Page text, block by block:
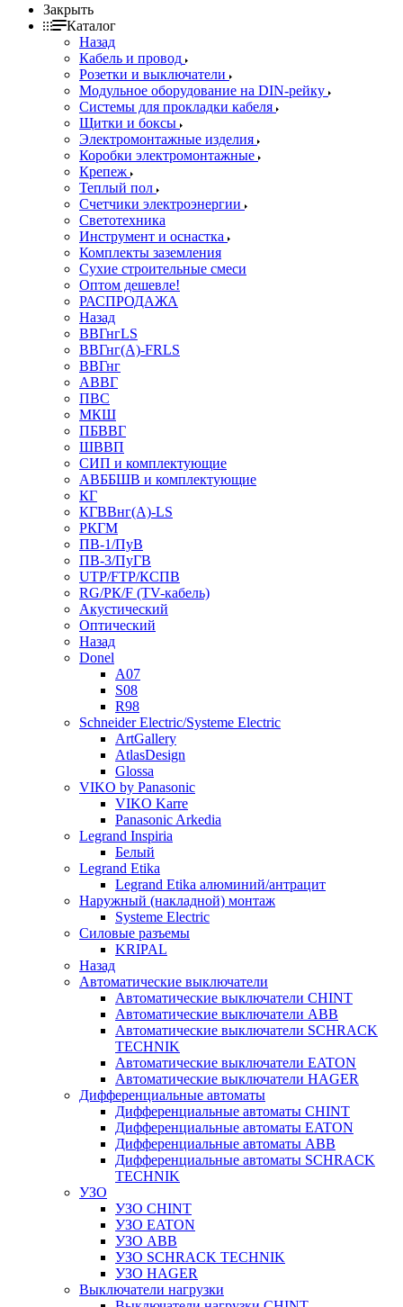
Закрыть
Каталог
Назад
Кабель и провод
Розетки и выключатели
Модульное оборудование на DIN-рейку
Системы для прокладки кабеля
Щитки и боксы
Электромонтажные изделия
Коробки электромонтажные
Крепеж
Теплый пол
Счетчики электроэнергии
Светотехника
Инструмент и оснастка
Комплекты заземления
Сухие строительные смеси
Оптом дешевле!
РАСПРОДАЖА
Назад
ВВГнгLS
ВВГнг(А)-FRLS
ВВГнг
АВВГ
ПВС
МКШ
ПБВВГ
ШВВП
СИП и комплектующие
АВББШВ и комплектующие
КГ
КГВВнг(А)-LS
РКГМ
ПВ-1/ПуВ
ПВ-3/ПуГВ
UTP/FTP/КСПВ
RG/РК/F (TV-кабель)
Акустический
Оптический
Назад
Donel
A07
S08
R98
Schneider Electric/Systeme Electric
ArtGallery
AtlasDesign
Glossa
VIKO by Panasonic
VIKO Karre
Panasonic Arkedia
Legrand Inspiria
Белый
Legrand Etika
Legrand Etika алюминий/антрацит
Наружный (накладной) монтаж
Systeme Electric
Силовые разъемы
KRIPAL
Назад
Автоматические выключатели
Автоматические выключатели CHINT
Автоматические выключатели ABB
Автоматические выключатели SCHRACK
TECHNIK
Автоматические выключатели EATON
Автоматические выключатели HAGER
Дифференциальные автоматы
Дифференциальные автоматы CHINT
Дифференциальные автоматы EATON
Дифференциальные автоматы ABB
Дифференциальные автоматы SCHRACK
TECHNIK
УЗО
УЗО CHINT
УЗО EATON
УЗО ABB
УЗО SCHRACK TECHNIK
УЗО HAGER
Выключатели нагрузки